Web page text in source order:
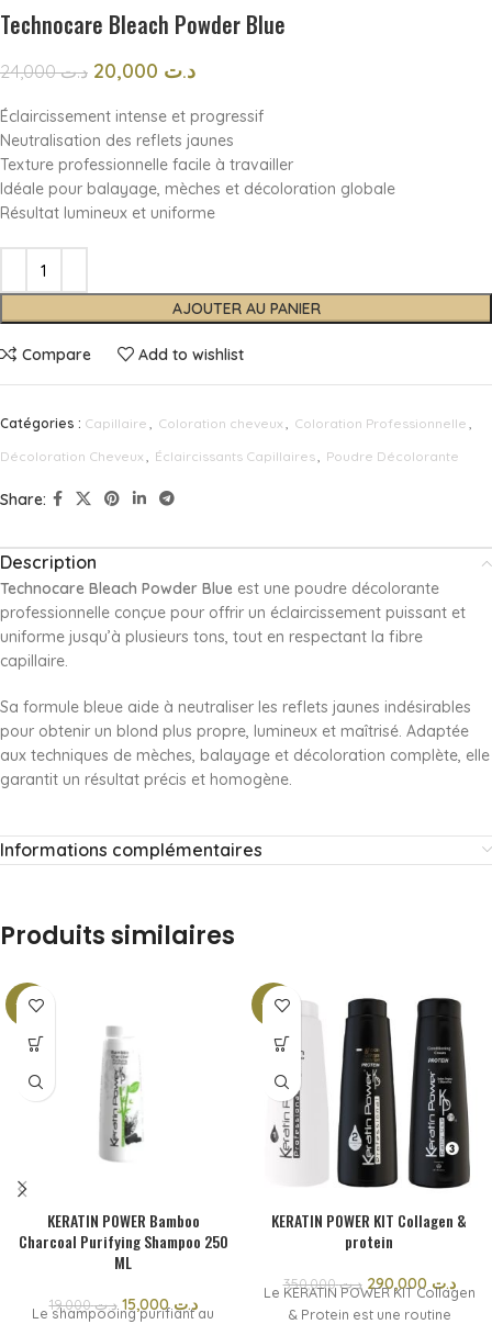
Technocare Bleach Powder Blue
د.ت24,000 د.ت
Éclaircissement intense et progressif
Neutralisation des reflets jaunes
Texture professionnelle facile à travailler
Idéale pour balayage, mèches et décoloration globale
Résultat lumineux et uniforme
AJOUTER AU PANIER
Compare Add to wishlist
Catégories : Capillaire , Coloration cheveux , Coloration Professionnelle ,
Décoloration Cheveux , Éclaircissants Capillaires, Poudre Décolorante
Share:
Description
Technocare Bleach Powder Blue est une poudre décolorante
professionnelle conçue pour offrir un éclaircissement puissant et
uniforme jusqu’à plusieurs tons, tout en respectant la fibre
capillaire.
Sa formule bleue aide à neutraliser les reflets jaunes indésirables
pour obtenir un blond plus propre, lumineux et maîtrisé. Adaptée
aux techniques de mèches, balayage et décoloration complète, elle
garantit un résultat précis et homogène.
Informations complémentaires
Produits similaires
-21%
KERATIN POWER Bamboo
Charcoal Purifying Shampoo 250
ML
د.ت19,000 د.ت15,000
Le shampooing purifiant au
-17%
KERATIN POWER KIT Collagen &
protein
د.ت350,000 د.ت
Le KERATIN POWER KIT Collagen
& Protein est une routine